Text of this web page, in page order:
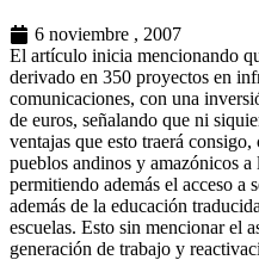
6 noviembre , 2007
El artículo inicia mencionando
derivado en 350 proyectos en
comunicaciones, con una
de euros, señalando que ni
ventajas que esto traerá
pueblos andinos y amazónicos a
permitiendo además el acceso a
además de la educación
escuelas. Esto sin mencionar el
generación de trabajo y